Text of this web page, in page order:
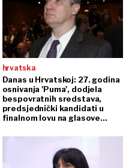
hrvatska
Danas u Hrvatskoj: 27. godina
osnivanja 'Puma', dodjela
bespovratnih sredstava,
predsjednički kandidati u
finalnom lovu na glasove...